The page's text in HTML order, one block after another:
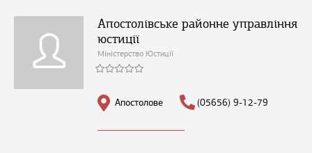
Апостолівське районне управління
юстиції
Міністерство Юстиції
Апостолове (05656) 9-12-79